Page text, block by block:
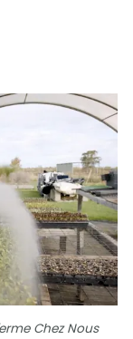
Chez Nous